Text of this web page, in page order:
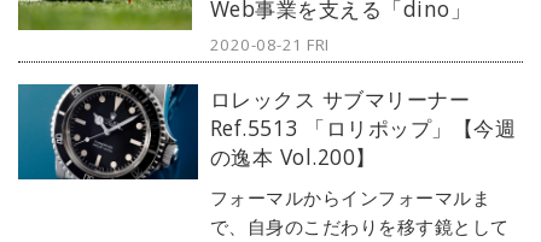
回はロレックスのデイトナから、ミ
ントコンディションの『ビッグデイ
Web事業を支える「dino」
2020-08-21 FRI
ロレックス サブマリーナー
Ref.5513 「ロリポップ」【今週
の逸本 Vol.200】
フォーマルからインフォーマルま
で、自身のこだわりを移す鏡として